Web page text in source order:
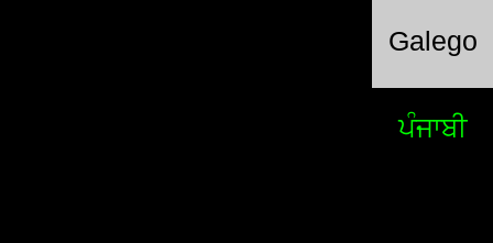
Galego
ਪੰਜਾਬੀ